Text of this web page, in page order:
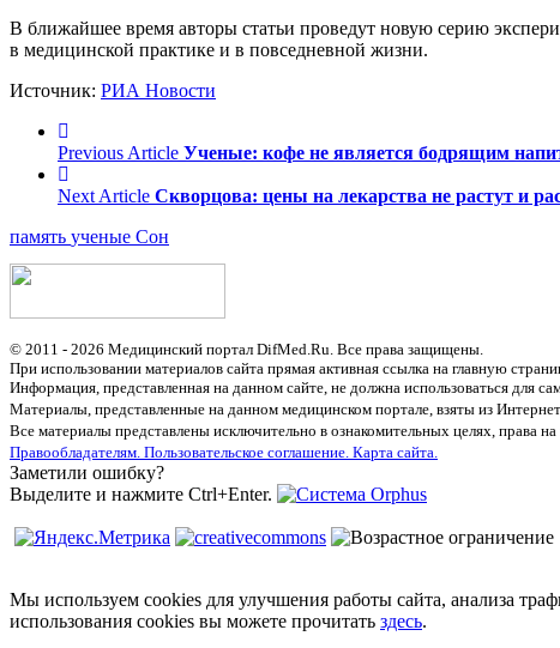
В ближайшее время авторы статьи проведут новую серию
в медицинской практике и в повседневной жизни.
Источник: РИА Новости
Previous Article Ученые: кофе не является бодрящим
Next Article Скворцова: цены на лекарства не растут и
память ученые Сон
© 2011 - 2026 Медицинский портал DifMed.Ru. Все права защищены.
При использовании материалов сайта прямая активная ссылка на главную
Информация, представленная на данном сайте, не должна использоваться для
Материалы, представленные на данном медицинском портале, взяты из
Все материалы представлены исключительно в ознакомительных целях, права
Правообладателям. Пользовательское соглашение. Карта сайта.
Заметили ошибку?
Выделите и нажмите Ctrl+Enter.
Мы используем cookies для улучшения работы сайта, анализа
использования cookies вы можете прочитать здесь.